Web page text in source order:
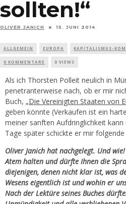
sollten!“
OLIVER JANICH 15. JUNI 2014
ALLGEMEIN EUROPA KAPITALISMUS-
0 KOMMENTARE 0 VIEWS
Als ich Thorsten Polleit neulich in
penetranterweise nach, ob er mir
Buch, „Die Vereinigten Staaten von
geben könnte (Verkaufen ist ein
meiner sanften Aufdringlichkeit kann
Tage später schickte er mir folgende
Oliver Janich hat nachgelegt. Und
Atem halten und dürfte Ihnen die
diejenigen, denen nicht klar ist, was
Wesens eigentlich ist und wohin er
Nach der Lektüre seines Buches